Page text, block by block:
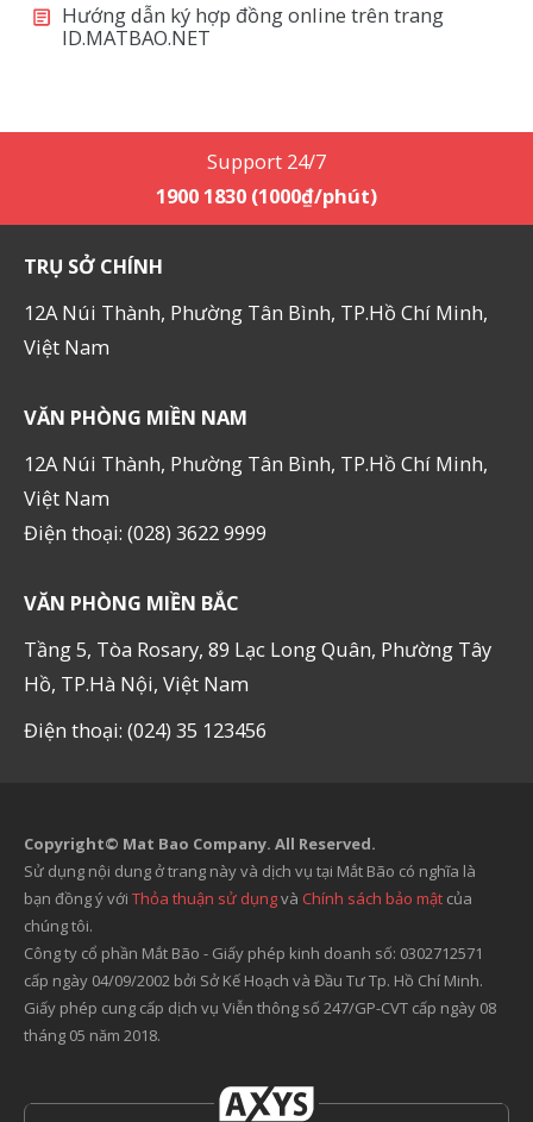
Hướng dẫn ký hợp đồng online trên trang
ID.MATBAO.NET
Support 24/7
1900 1830 (1000₫/phút)
TRỤ SỞ CHÍNH
12A Núi Thành, Phường Tân Bình, TP.Hồ Chí Minh,
Việt Nam
VĂN PHÒNG MIỀN NAM
12A Núi Thành, Phường Tân Bình, TP.Hồ Chí Minh,
Việt Nam
Điện thoại: (028) 3622 9999
VĂN PHÒNG MIỀN BẮC
Tầng 5, Tòa Rosary, 89 Lạc Long Quân, Phường Tây
Hồ, TP.Hà Nội, Việt Nam
Điện thoại: (024) 35 123456
Copyright© Mat Bao Company. All Reserved.
Sử dụng nội dung ở trang này và dịch vụ tại Mắt Bão có nghĩa là
bạn đồng ý với Thỏa thuận sử dụngvà Chính sách bảo mật của
chúng tôi.
Công ty cổ phần Mắt Bão - Giấy phép kinh doanh số: 0302712571
cấp ngày 04/09/2002 bởi Sở Kế Hoạch và Đầu Tư Tp. Hồ Chí Minh.
Giấy phép cung cấp dịch vụ Viễn thông số 247/GP-CVT cấp ngày 08
tháng 05 năm 2018.